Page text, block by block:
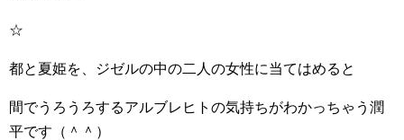
☆
都と夏姫を、ジゼルの中の二人の女性に当てはめると
間でうろうろするアルブレヒトの気持ちがわかっちゃう潤
平です（＾＾）